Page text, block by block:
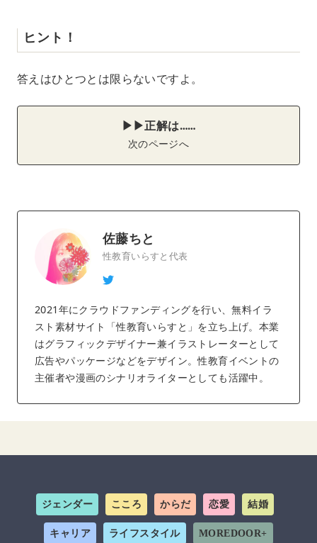
ヒント！
答えはひとつとは限らないですよ。
▶︎▶︎正解は……
次のページへ
佐藤ちと
性教育いらすと代表
2021年にクラウドファンディングを行い、無料イラ
スト素材サイト「性教育いらすと」を立ち上げ。本業
はグラフィックデザイナー兼イラストレーターとして
広告やパッケージなどをデザイン。性教育イベントの
主催者や漫画のシナリオライターとしても活躍中。
ジェンダー こころ からだ 恋愛 結婚
キャリア ライフスタイル MOREDOOR+